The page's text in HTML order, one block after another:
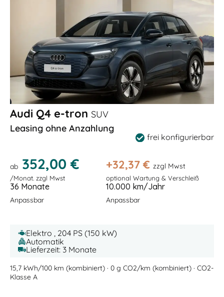
Audi Q4 e-tron SUV
Leasing ohne Anzahlung
frei konfigurierbar
ab 352,00 €
/Monat. zzgl Mwst
+32,37€ zzgl Mwst
optional Wartung & Verschleiß
36 Monate
Anpassbar
10.000 km/Jahr
Anpassbar
Elektro , 204 PS (150 kW)
Automatik
Lieferzeit: 3 Monate
15,7 kWh/100 km (kombiniert) · 0 g CO2/km (kombiniert) · CO2-
Klasse A